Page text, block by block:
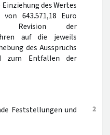
des Wertes
643.571,18 Euro
Revision der
auf die jeweils
des Ausspruchs
zum Entfallen der
2
Feststellungen und